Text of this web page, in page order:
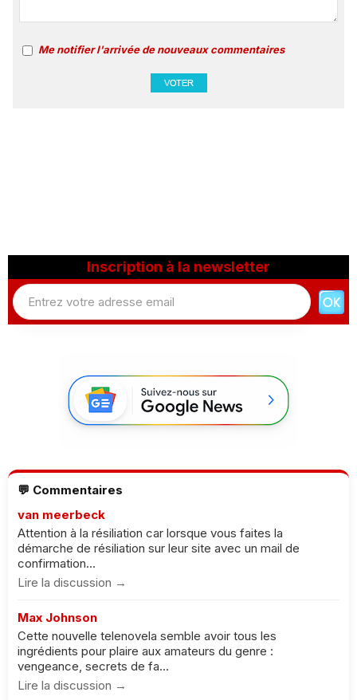
Me notifier l'arrivée de nouveaux commentaires
Inscription à la newsletter
💬 Commentaires
van meerbeck
Attention à la résiliation car lorsque vous faites la
démarche de résiliation sur leur site avec un mail de
confirmation...
Lire la discussion →
Max Johnson
Cette nouvelle telenovela semble avoir tous les
ingrédients pour plaire aux amateurs du genre :
vengeance, secrets de fa...
Lire la discussion →